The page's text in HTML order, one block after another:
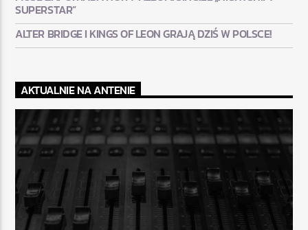
SUPERSTAR”
ALTER BRIDGE I KINGS OF LEON GRAJĄ DZIŚ W POLSCE!
AKTUALNIE NA ANTENIE